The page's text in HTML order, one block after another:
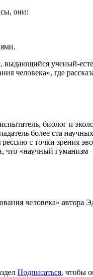
они:
выдающийся ученый-
человека», где
биолог и
более ста
с точки зрения
«научный гуманизм
человека» автора
Подписаться, чтобы